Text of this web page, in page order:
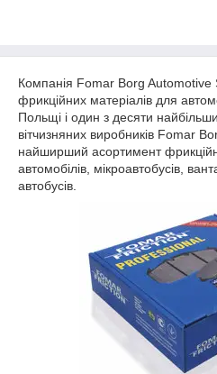
Компанія Fomar Borg Automotive
фрикційних матеріалів для
Польщі і один з десяти
вітчизняних виробників Fomar
найширший асортимент
автомобілів, мікроавтобусів,
автобусів.